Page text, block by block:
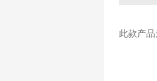
此款产